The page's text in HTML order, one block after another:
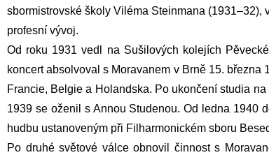
sbormistrovské školy Viléma Steinmana
profesní vývoj.
Od roku 1931 vedl na Sušilových kolejích
koncert absolvoval s Moravanem v Brně 15.
Francie, Belgie a Holandska. Po ukončení studia
1939 se oženil s Annou Studenou. Od ledna 1940
hudbu ustanoveným při Filharmonickém sboru
Po druhé světové válce obnovil činnost s